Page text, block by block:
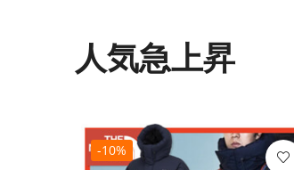
人気急上昇
-10%